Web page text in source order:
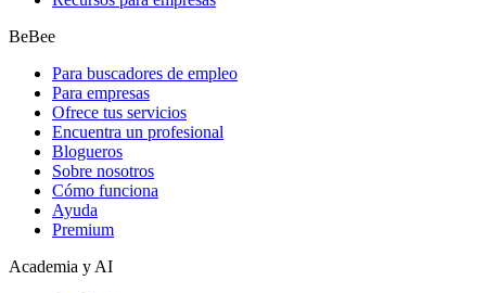
BeBee
Para buscadores de empleo
Para empresas
Ofrece tus servicios
Encuentra un profesional
Blogueros
Sobre nosotros
Cómo funciona
Ayuda
Premium
Academia y AI